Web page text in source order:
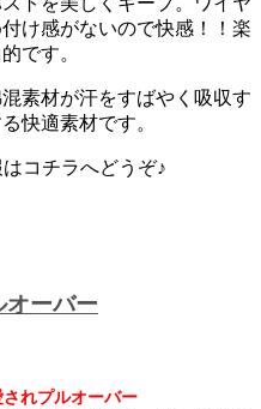
け感がないので快感！！楽
です。
素材が汗をすばやく吸収す
快適素材です。
コチラへどうぞ♪
オーバー
されプルオーバー